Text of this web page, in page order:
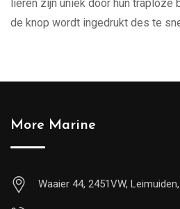
lieren zijn uniek door hun traploze
de knop wordt ingedrukt des te
More Marine
Waaier 44, 2451VW,